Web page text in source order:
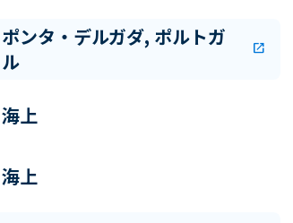
ポンタ・デルガダ, ポルトガ
ル
open_in_new
海上
海上